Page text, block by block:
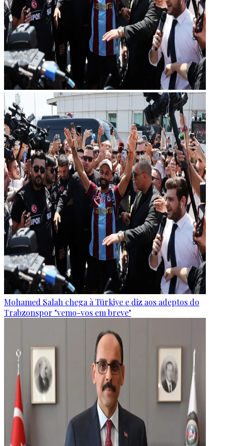
Mohamed Salah chega à Türkiye e diz aos adeptos do
Trabzonspor "vemo-vos em breve"